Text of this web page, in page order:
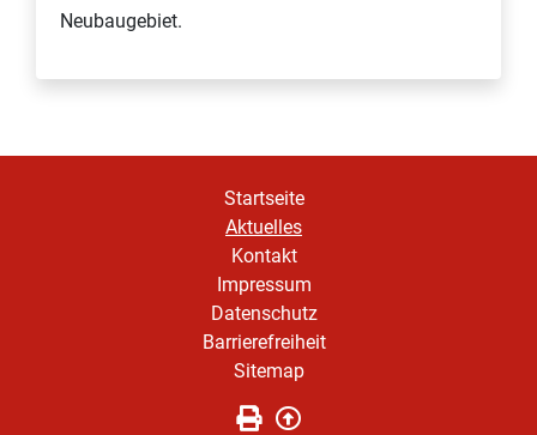
Neubaugebiet.
Startseite
Aktuelles
Kontakt
Impressum
Datenschutz
Barrierefreiheit
Sitemap
Seite drucken
Zurück nach oben